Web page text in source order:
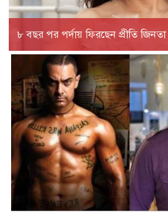
৮ বছর পর পর্দায় ফিরছেন প্রীতি জিনতা